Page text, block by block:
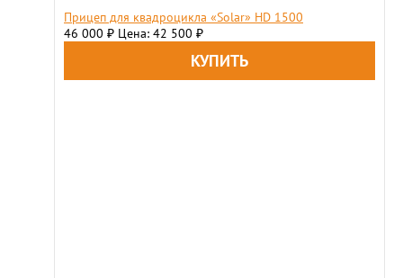
Прицеп для квадроцикла «Solar» HD 1500
46 000 ₽ Цена: 42 500 ₽